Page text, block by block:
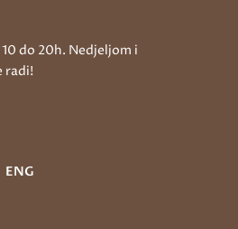
do 20h. Nedjeljom i
radi!
ENG